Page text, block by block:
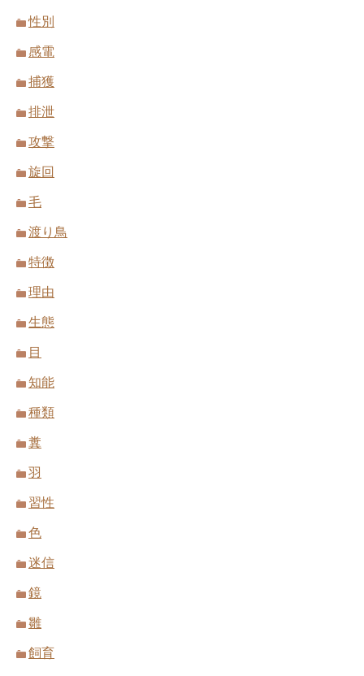
性別
感電
捕獲
排泄
攻撃
旋回
毛
渡り鳥
特徴
理由
生態
目
知能
種類
糞
羽
習性
色
迷信
鏡
雛
飼育